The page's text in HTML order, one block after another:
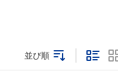
並び順